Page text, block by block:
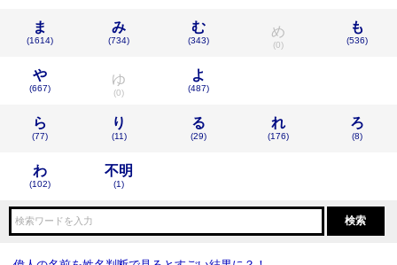
ま
(1614)
み
(734)
む
(343)
め
(0)
も
(536)
や
(667)
ゆ
(0)
よ
(487)
ら
(77)
り
(11)
る
(29)
れ
(176)
ろ
(8)
わ
(102)
不明
(1)